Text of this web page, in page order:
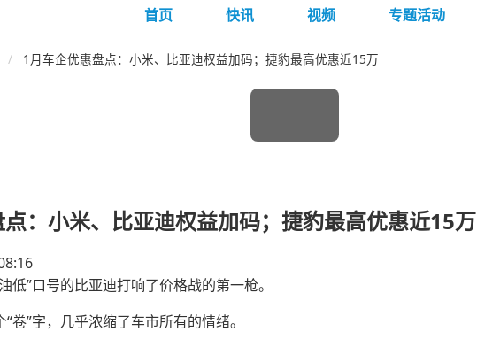
首页
快讯 视频 专题活动
1月车企优惠盘点：小米、比亚迪权益加码；捷豹最高优惠近15万
：小米、比亚迪权益加码；捷豹最高优惠近15万
低”口号的比亚迪打响了价格战的第一枪。
卷”字，几乎浓缩了车市所有的情绪。